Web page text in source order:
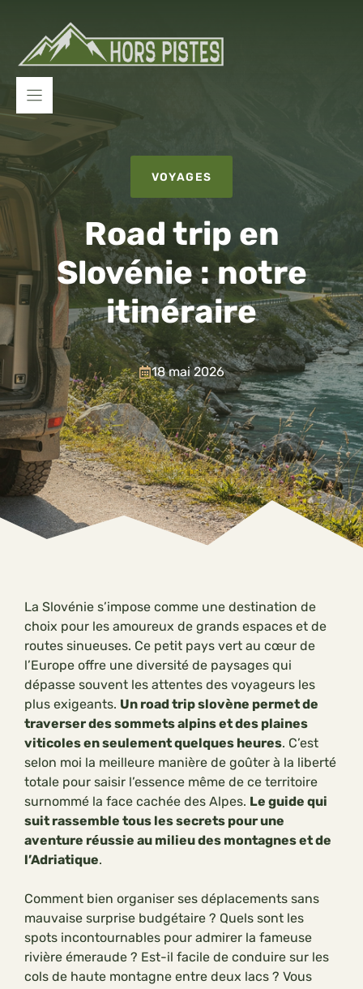
contenu
VOYAGES
Road trip en
Slovénie : notre
itinéraire
18 mai 2026
La Slovénie s’impose comme une destination de
choix pour les amoureux de grands espaces et de
routes sinueuses. Ce petit pays vert au cœur de
l’Europe offre une diversité de paysages qui
dépasse souvent les attentes des voyageurs les
plus exigeants. Un road trip slovène permet de
traverser des sommets alpins et des plaines
viticoles en seulement quelques heures. C’est
selon moi la meilleure manière de goûter à la liberté
totale pour saisir l’essence même de ce territoire
surnommé la face cachée des Alpes. Le guide qui
suit rassemble tous les secrets pour une
aventure réussie au milieu des montagnes et de
l’Adriatique.
Comment bien organiser ses déplacements sans
mauvaise surprise budgétaire ? Quels sont les
spots incontournables pour admirer la fameuse
rivière émeraude ? Est-il facile de conduire sur les
cols de haute montagne entre deux lacs ? Vous